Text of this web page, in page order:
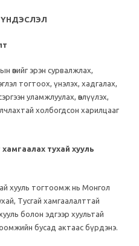
ҮНДЭСЛЭЛ
өвийг эрэн сурвалжлах,
тогтоох, үнэлэх, хадгалах,
уламжлуулах, өвлүүлэх,
холбогдсон харилцааг
тухай хууль
хууль тогтоомж нь Монгол
Тусгай хамгаалалттай
болон эдгээр хуультай
бусад актаас бүрдэнэ.